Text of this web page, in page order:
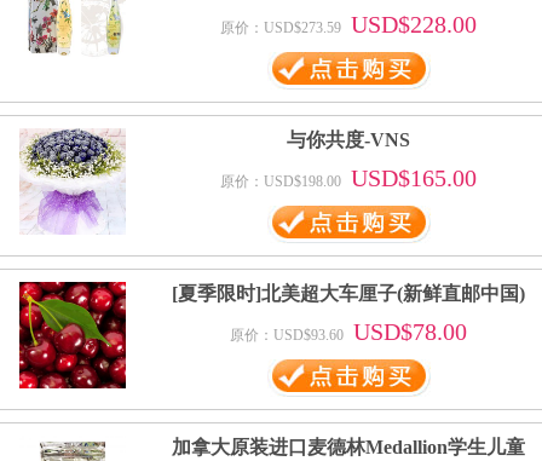
原价：USD$273.59 USD$228.00
与你共度-VNS
原价：USD$198.00 USD$165.00
[夏季限时]北美超大车厘子(新鲜直邮中国)
原价：USD$93.60 USD$78.00
加拿大原装进口麦德林Medallion学生儿童